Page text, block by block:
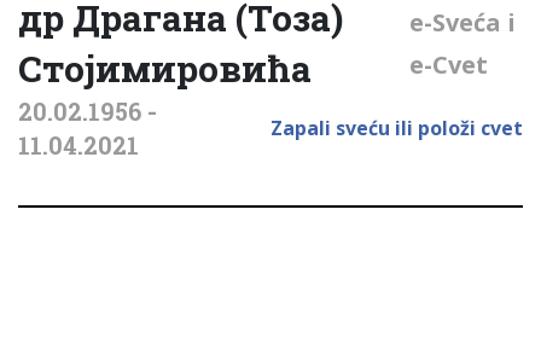
др Драгана (Тоза)
Стојимировића
е-Sveća i
e-Cvet
20.02.1956 -
11.04.2021
Zapali sveću ili položi cvet